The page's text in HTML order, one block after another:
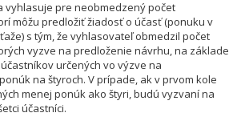
vyhlasuje pre neobmedzený počet
môžu predložiť žiadosť o účasť (ponuku v
s tým, že vyhlasovateľ obmedzil počet
vyzve na predloženie návrhu, na základe
určených vo výzve na
na štyroch. V prípade, ak v prvom kole
menej ponúk ako štyri, budú vyzvaní na
účastníci.